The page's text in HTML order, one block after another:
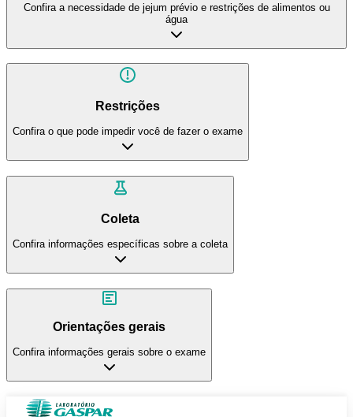
Confira a necessidade de jejum prévio e restrições de alimentos ou
água
Restrições
Confira o que pode impedir você de fazer o exame
Coleta
Confira informações específicas sobre a coleta
Orientações gerais
Confira informações gerais sobre o exame